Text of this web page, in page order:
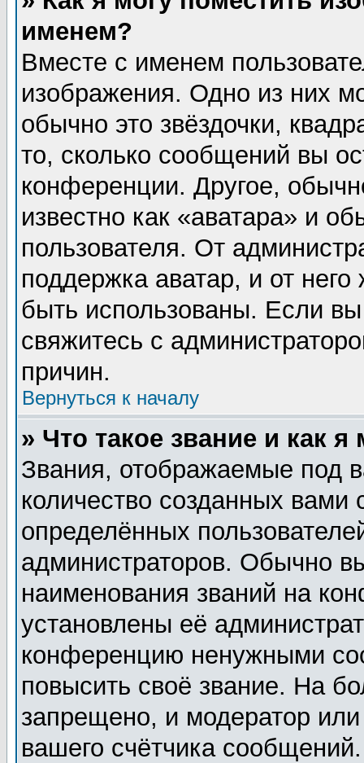
именем?
Вместе с именем
изображения. Одно из них
обычно это звёздочки,
то, сколько сообщений вы
конференции. Другое,
известно как «аватара» и
пользователя. От
поддержка аватар, и от него
быть использованы. Если
свяжитесь с
причин.
Вернуться к началу
» Что такое звание и как я
Звания, отображаемые под
количество созданных
определённых
администраторов. Обычно
наименования званий на
установлены её
конференцию ненужными
повысить своё звание. На
запрещено, и модератор
вашего счётчика сообщений.